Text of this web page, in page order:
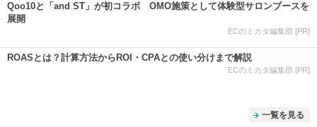
Qoo10と「and ST」が初コラボ OMO施策として体験型サロンブースを
展開
ECのミカタ編集部 [PR]
ROASとは？計算方法からROI・CPAとの使い分けまで解説
ECのミカタ編集部 [PR]
一覧を見る